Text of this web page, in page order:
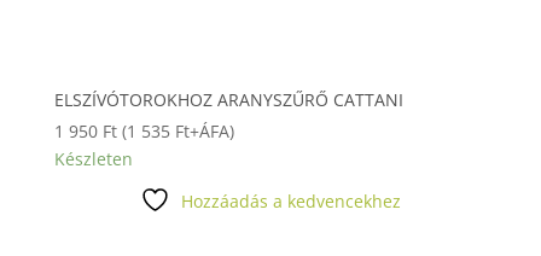
ELSZÍVÓTOROKHOZ ARANYSZŰRŐ CATTANI
1 950 Ft (1 535 Ft+ÁFA)
Készleten
Hozzáadás a kedvencekhez